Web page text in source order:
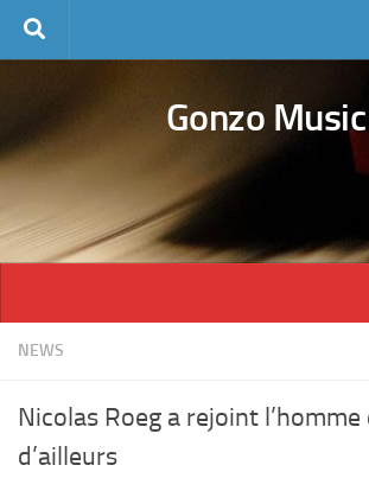
Skip to content
Gonzo Music
NEWS
Nicolas Roeg a rejoint
d’ailleurs